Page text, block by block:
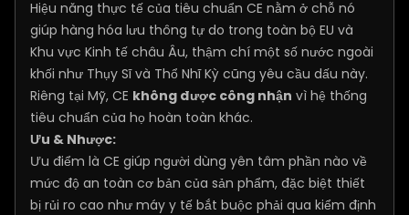
Hiệu năng thực tế của tiêu chuẩn CE nằm ở chỗ nó
giúp hàng hóa lưu thông tự do trong toàn bộ EU và
Khu vực Kinh tế châu Âu, thậm chí một số nước ngoài
khối như Thụy Sĩ và Thổ Nhĩ Kỳ cũng yêu cầu dấu này.
Riêng tại Mỹ, CE không được công nhận vì hệ thống
tiêu chuẩn của họ hoàn toàn khác.
Ưu & Nhược:
Ưu điểm là CE giúp người dùng yên tâm phần nào về
mức độ an toàn cơ bản của sản phẩm, đặc biệt thiết
bị rủi ro cao như máy y tế bắt buộc phải qua kiểm định